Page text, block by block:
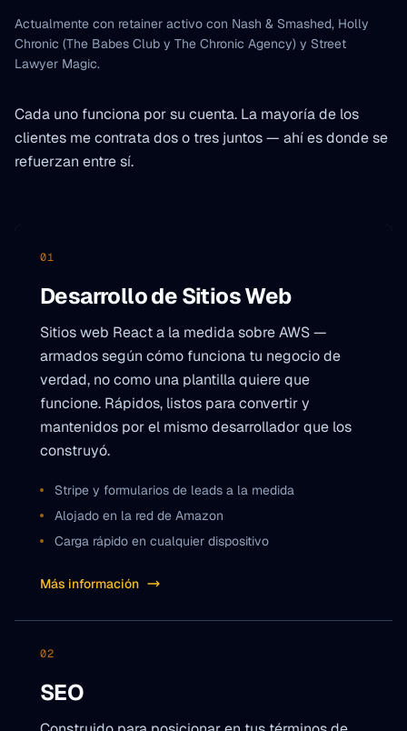
Actualmente con retainer activo con Nash & Smashed, Holly
Chronic (The Babes Club y The Chronic Agency) y Street
Lawyer Magic.
Cada uno funciona por su cuenta. La mayoría de los
clientes me contrata dos o tres juntos — ahí es donde se
refuerzan entre sí.
01
Desarrollo de Sitios Web
Sitios web React a la medida sobre AWS —
armados según cómo funciona tu negocio de
verdad, no como una plantilla quiere que
funcione. Rápidos, listos para convertir y
mantenidos por el mismo desarrollador que los
construyó.
Stripe y formularios de leads a la medida
Alojado en la red de Amazon
Carga rápido en cualquier dispositivo
Más información
02
SEO